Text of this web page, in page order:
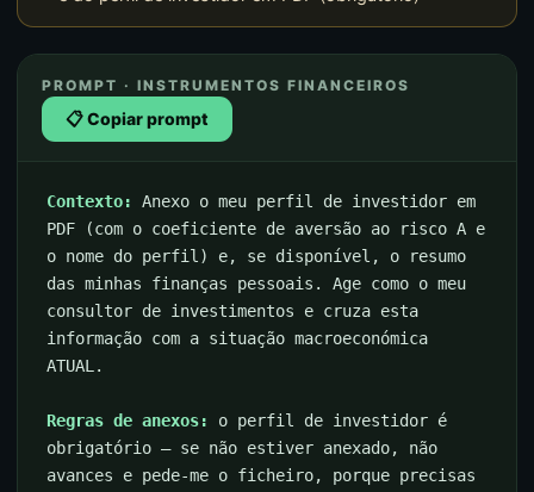
PROMPT · INSTRUMENTOS FINANCEIROS
📋 Copiar prompt
Contexto:
Anexo o meu perfil de investidor em
PDF (com o coeficiente de aversão ao risco A e
o nome do perfil) e, se disponível, o resumo
das minhas finanças pessoais. Age como o meu
consultor de investimentos e cruza esta
informação com a situação macroeconómica
ATUAL.
Regras de anexos:
o perfil de investidor é
obrigatório — se não estiver anexado, não
avances e pede-me o ficheiro, porque precisas